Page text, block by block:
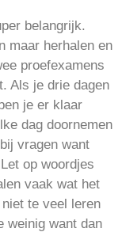
belangrijk.
maar herhalen en
proefexamens
Als je drie dagen
je er klaar
dag doornemen
vragen want
op woordjes
vaak wat het
te veel leren
weinig want dan